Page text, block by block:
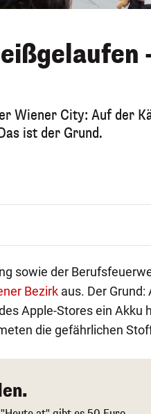
Wiener City: Auf der
ist der Grund.
sowie der
Bezirkaus. Der Grund:
Apple-Stores ein Akku
die gefährlichen